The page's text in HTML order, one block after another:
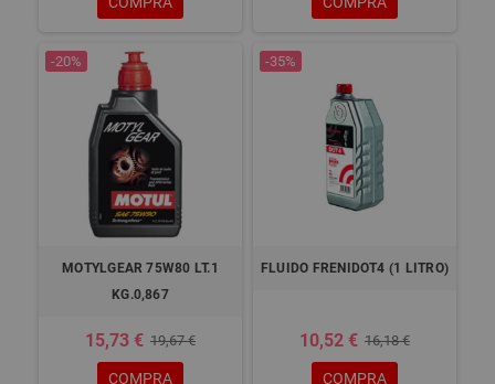
-20%
MOTYLGEAR 75W80 LT.1
KG.0,867
15,73 € 19,67 €
COMPRA
-35%
FLUIDO FRENIDOT4 (1 LITRO)
10,52 € 16,18 €
COMPRA